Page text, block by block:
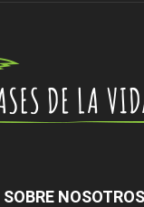
SOBRE NOSOTROS